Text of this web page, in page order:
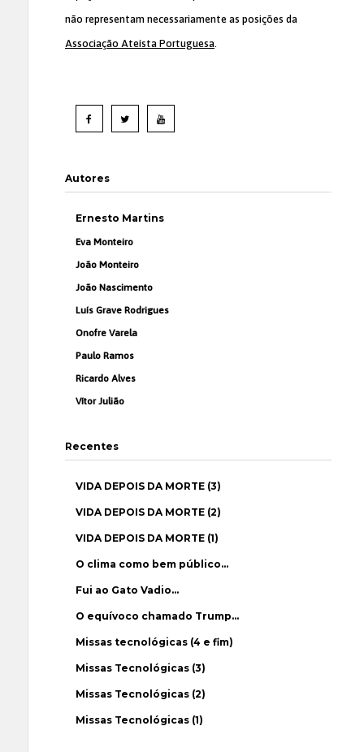
não representam necessariamente as posições da
Associação Ateísta Portuguesa.
Autores
Ernesto Martins
Eva Monteiro
João Monteiro
João Nascimento
Luís Grave Rodrigues
Onofre Varela
Paulo Ramos
Ricardo Alves
Vítor Julião
Recentes
VIDA DEPOIS DA MORTE (3)
VIDA DEPOIS DA MORTE (2)
VIDA DEPOIS DA MORTE (1)
O clima como bem público…
Fui ao Gato Vadio…
O equívoco chamado Trump…
Missas tecnológicas (4 e fim)
Missas Tecnológicas (3)
Missas Tecnológicas (2)
Missas Tecnológicas (1)